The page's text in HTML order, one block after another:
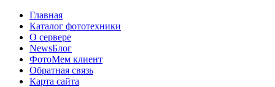
Главная
Каталог фототехники
О сервере
NewsБлог
ФотоМем клиент
Обратная связь
Карта сайта